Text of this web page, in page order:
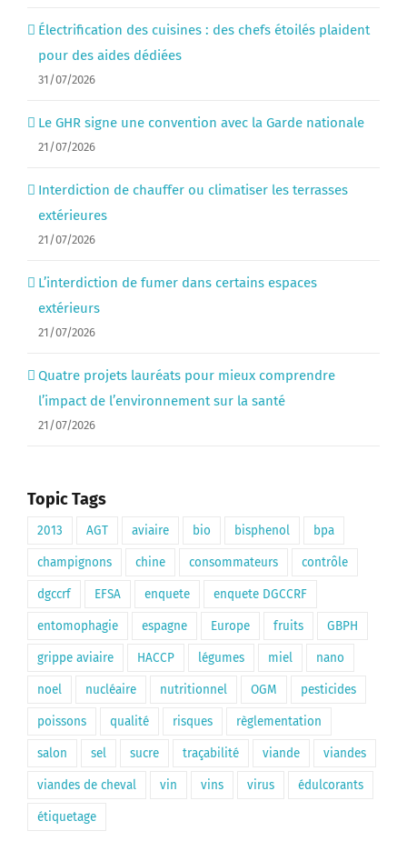
Électrification des cuisines : des chefs étoilés plaident
pour des aides dédiées
31/07/2026
Le GHR signe une convention avec la Garde nationale
21/07/2026
Interdiction de chauffer ou climatiser les terrasses
extérieures
21/07/2026
L’interdiction de fumer dans certains espaces
extérieurs
21/07/2026
Quatre projets lauréats pour mieux comprendre
l’impact de l’environnement sur la santé
21/07/2026
Topic Tags
2013 AGT aviaire bio bisphenol bpa
champignons chine consommateurs contrôle
dgccrf EFSA enquete enquete DGCCRF
entomophagie espagne Europe fruits GBPH
grippe aviaire HACCP légumes miel nano
noel nucléaire nutritionnel OGM pesticides
poissons qualité risques règlementation
salon sel sucre traçabilité viande viandes
viandes de cheval vin vins virus édulcorants
étiquetage